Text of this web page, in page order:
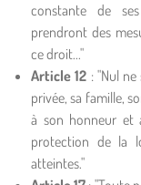
constante de
prendront des
ce droit..."
Article 12 : "Nul
privée, sa famille,
à son honneur et
protection de la
atteintes."